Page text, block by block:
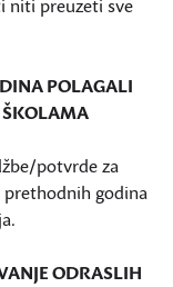
niti preuzeti sve
POLAGALI
ŠKOLAMA
potvrde za
godina
ODRASLIH